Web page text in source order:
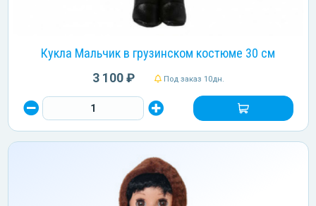
Кукла Мальчик в грузинском костюме 30 см
3 100 ₽ Под заказ 10дн.